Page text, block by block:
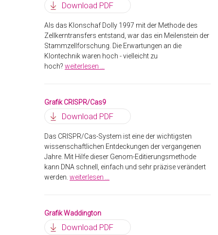
Download PDF
Als das Klonschaf Dolly 1997 mit der Methode des
Zellkerntransfers entstand, war das ein Meilenstein der
Stammzellforschung. Die Erwartungen an die
Klontechnik waren hoch - vielleicht zu
hoch? weiterlesen ...
Grafik CRISPR/Cas9
Download PDF
Das CRISPR/Cas-System ist eine der wichtigsten
wissenschaftlichen Entdeckungen der vergangenen
Jahre. Mit Hilfe dieser Genom-Editierungsmethode
kann DNA schnell, einfach und sehr präzise verändert
werden. weiterlesen ...
Grafik Waddington
Download PDF